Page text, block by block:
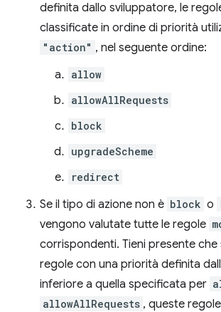
definita dallo sviluppatore, le
classificate in ordine di priorità
"action" , nel seguente ordine:
allow
allowAllRequests
block
upgradeScheme
redirect
Se il tipo di azione non è block o
vengono valutate tutte le regole
corrispondenti. Tieni presente che
regole con una priorità definita
inferiore a quella specificata per
allowAllRequests , queste